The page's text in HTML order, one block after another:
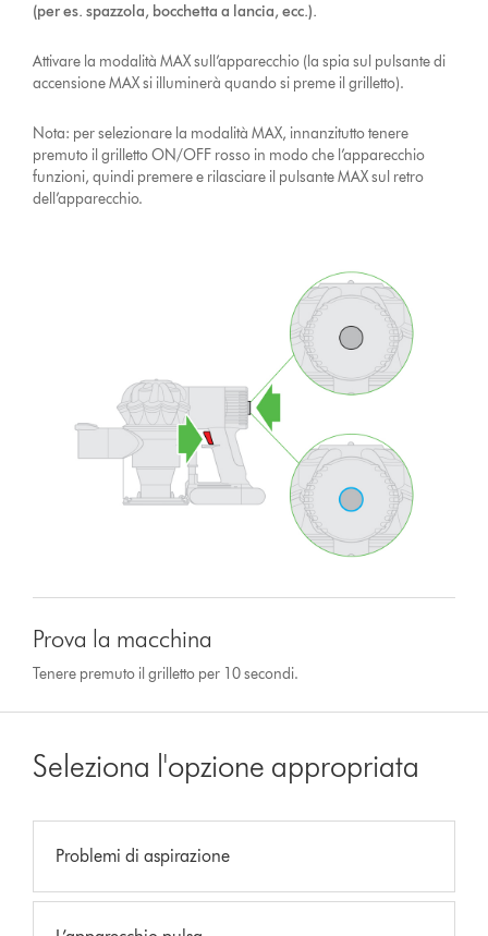
(per es. spazzola, bocchetta a lancia, ecc.).
Attivare la modalità MAX sull’apparecchio (la spia sul pulsante di
accensione MAX si illuminerà quando si preme il grilletto).
Nota: per selezionare la modalità MAX, innanzitutto tenere
premuto il grilletto ON/OFF rosso in modo che l’apparecchio
funzioni, quindi premere e rilasciare il pulsante MAX sul retro
dell’apparecchio.
Prova la macchina
Tenere premuto il grilletto per 10 secondi.
Seleziona l'opzione appropriata
Problemi di aspirazione